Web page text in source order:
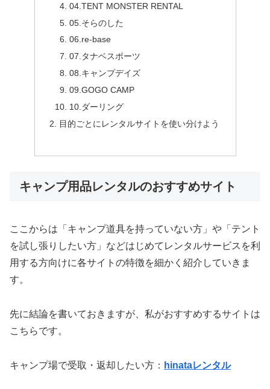
04.TENT MONSTER RENTAL
05.そらのした
06.re-base
07.タナベスポーツ
08.キャンプデイズ
09.GOGO CAMP
10.ダーリング
目的ごとにレンタルサイトを使い分けよう
キャンプ用品レンタルのおすすめサイト
ここからは「キャンプ道具を持っていない方」や「テント
を試し張りしたい方」などはじめてレンタルサービスを利
用する方向けに各サイトの特徴を細かく紹介していきま
す。
先に結論を書いておきますが、私がおすすめするサイトは
こちらです。
キャンプ場で受取・返却したい方： hinataレンタル